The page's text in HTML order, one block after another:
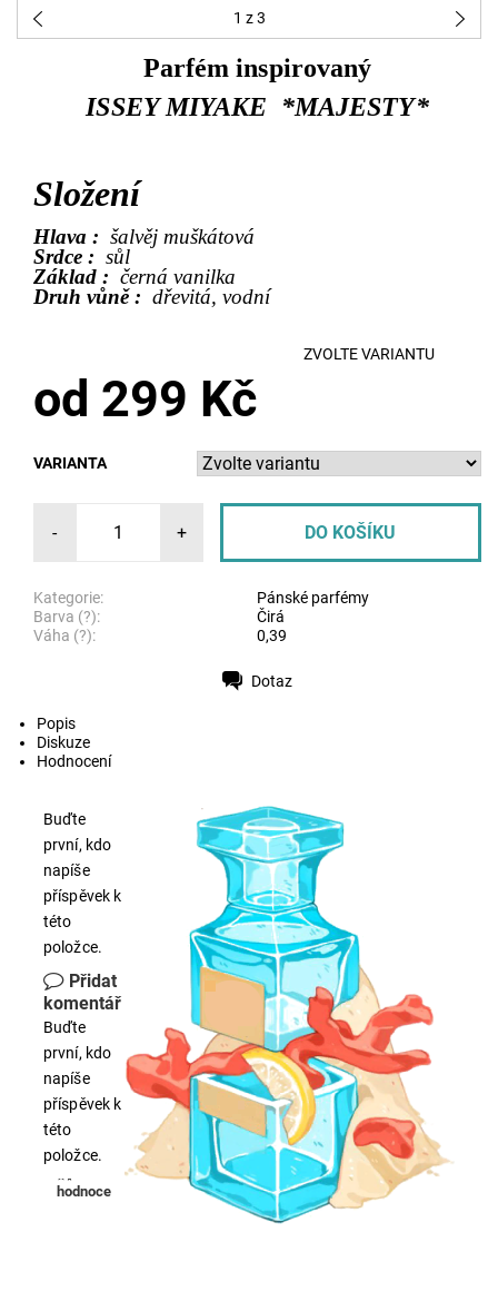
1 z 3
Parfém inspirovaný
ISSEY MIYAKE *MAJESTY*
Složení
Hlava : šalvěj muškátová
Srdce : sůl
Základ : černá vanilka
Druh vůně : dřevitá, vodní
ZVOLTE VARIANTU
od 299 Kč
VARIANTA
- +
Kategorie:
Pánské parfémy
Barva (?):
Čirá
Váha (?):
0,39
Dotaz
Popis
Diskuze
Hodnocení
Buďte
první, kdo
napíše
příspěvek k
této
položce.
Přidat
komentář
Buďte
první, kdo
napíše
příspěvek k
této
položce.
hodnocení